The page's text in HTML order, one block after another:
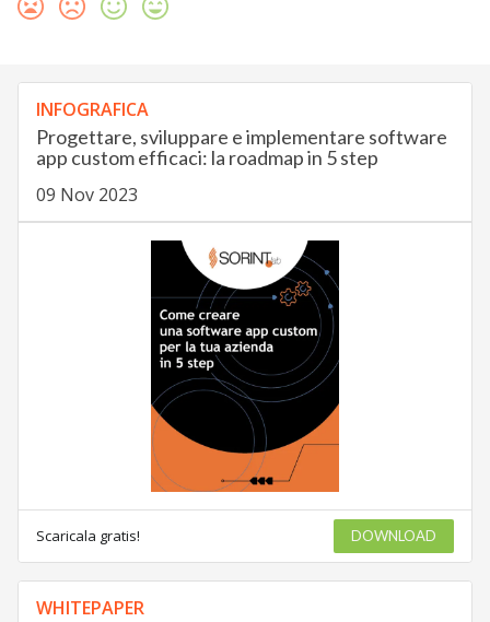
INFOGRAFICA
Progettare, sviluppare e implementare software
app custom efficaci: la roadmap in 5 step
09 Nov 2023
Scaricala gratis! DOWNLOAD
WHITEPAPER